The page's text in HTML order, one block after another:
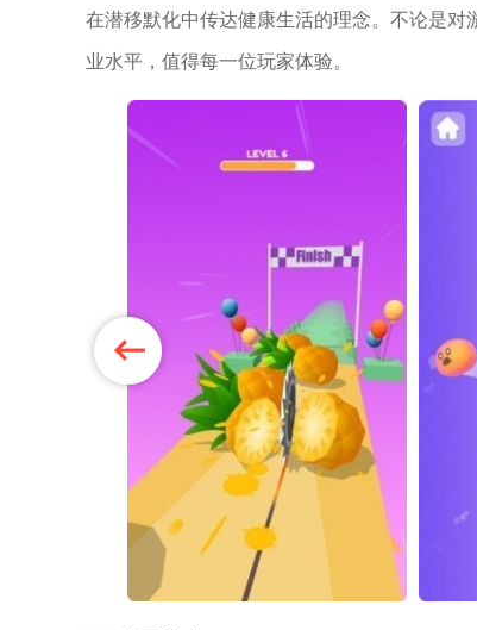
在潜移默化中传达健康生活的理念。不论是
业水平，值得每一位玩家体验。